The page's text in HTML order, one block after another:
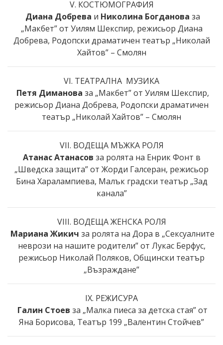
V. КОСТЮМОГРАФИЯ
Диана Добрева и Николина Богданова за
„Макбет” от Уилям Шекспир, режисьор Диана
Добрева, Родопски драматичен театър „Николай
Хайтов” – Смолян
VI. ТЕАТРАЛНА МУЗИКА
Петя Диманова за „Макбет” от Уилям Шекспир,
режисьор Диана Добрева, Родопски драматичен
театър „Николай Хайтов” – Смолян
VII. ВОДЕЩА МЪЖКА РОЛЯ
Атанас Атанасов за ролята на Eнрик Фонт в
„Шведска защита” от Жорди Галсеран, режисьор
Бина Харалампиева, Малък градски театър „Зад
канала”
VIII. ВОДЕЩА ЖЕНСКА РОЛЯ
Мариана Жикич за ролята на Дора в „Сексуалните
неврози на нашите родители” от Лукас Берфус,
режисьор Николай Поляков, Общински театър
„Възраждане”
IX. РЕЖИСУРА
Галин Стоев за „Малка пиеса за детска стая” от
Яна Борисова, Театър 199 „Валентин Стойчев”